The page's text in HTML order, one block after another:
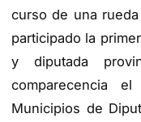
curso de una
participado la
y diputada
comparecencia
Municipios de